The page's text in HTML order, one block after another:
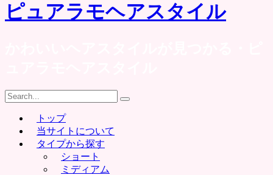
ピュアラモヘアスタイル
Search
for:
トップ
当サイトについて
タイプから探す
ショート
ミディアム